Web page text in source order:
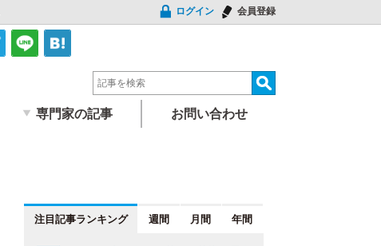
ログイン 会員登録
専門家の記事 お問い合わせ
注目記事 週間 月間 年間